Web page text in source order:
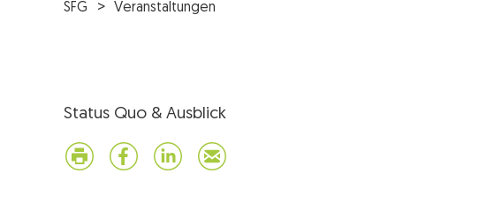
SFG Veranstaltungen
Status Quo & Ausblick